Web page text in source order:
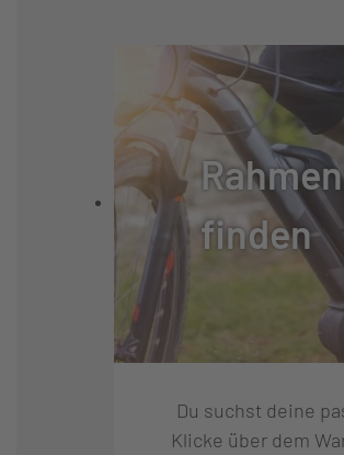
FEDERUNG:
REIFEN:
SCHEINWERFER:
RÜCKLEUCHTE:
GEWICHT CA. (KG):
finden
Du suchst deine
Klicke über dem